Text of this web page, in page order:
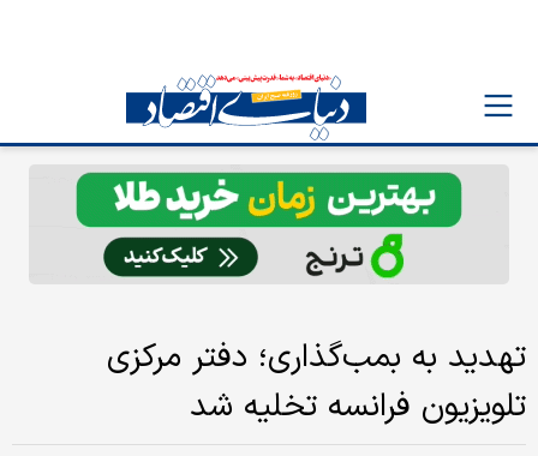
تهدید به بمب‌گذاری؛ دفتر مرکزی
تلویزیون فرانسه تخلیه شد